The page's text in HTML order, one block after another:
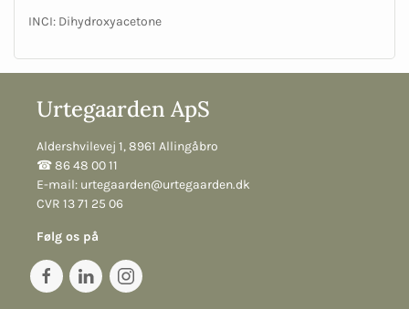
INCI: Dihydroxyacetone
Urtegaarden ApS
Aldershvilevej 1, 8961 Allingåbro
☎︎ 86 48 00 11
E-mail: urtegaarden@urtegaarden.dk
CVR 13 71 25 06
Følg os på